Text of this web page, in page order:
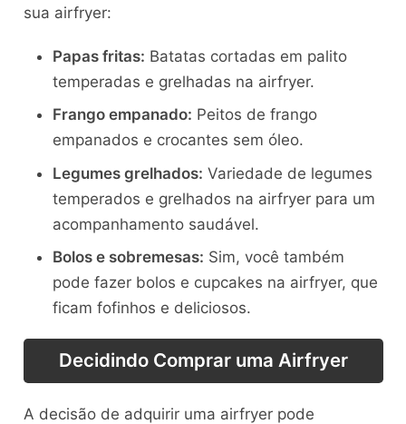
sua airfryer:
Papas fritas: Batatas cortadas em palito
temperadas e grelhadas na airfryer.
Frango empanado: Peitos de frango
empanados e crocantes sem óleo.
Legumes grelhados: Variedade de legumes
temperados e grelhados na airfryer para um
acompanhamento saudável.
Bolos e sobremesas: Sim, você também
pode fazer bolos e cupcakes na airfryer, que
ficam fofinhos e deliciosos.
Decidindo Comprar uma Airfryer
A decisão de adquirir uma airfryer pode